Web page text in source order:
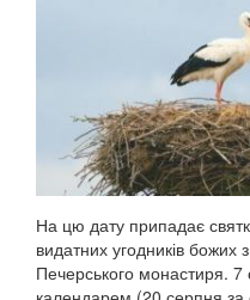
На цю дату припадає
видатних угодників
Печерського монастиря.